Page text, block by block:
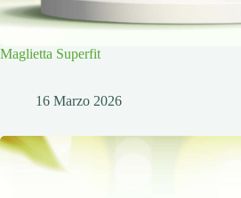
Maglietta Superfit
16 Marzo 2026